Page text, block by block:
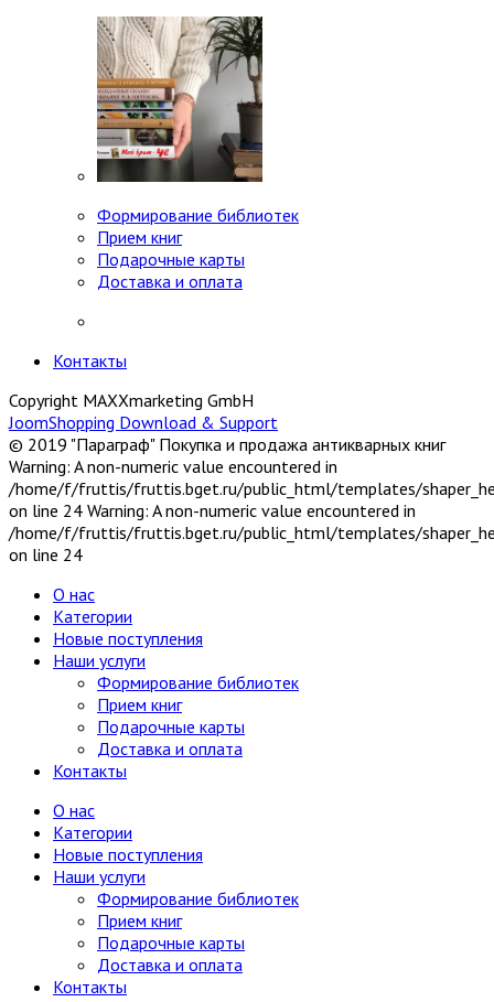
Формирование библиотек
Прием книг
Подарочные карты
Доставка и оплата
Контакты
Copyright MAXXmarketing GmbH
JoomShopping Download & Support
© 2019 "Параграф" Покупка и продажа антикварных книг
Warning: A non-numeric value encountered in
/home/f/fruttis/fruttis.bget.ru/public_html/templates/
on line 24 Warning: A non-numeric value encountered in
/home/f/fruttis/fruttis.bget.ru/public_html/templates/
on line 24
О нас
Категории
Новые поступления
Наши услуги
Формирование библиотек
Прием книг
Подарочные карты
Доставка и оплата
Контакты
О нас
Категории
Новые поступления
Наши услуги
Формирование библиотек
Прием книг
Подарочные карты
Доставка и оплата
Контакты